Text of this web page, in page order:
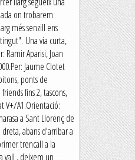
on trobarem
més senzill ens
Una via curta,
Aparisi, Joan
Jaume Clotet
ponts de
fins 2, tascons,
V+/A1.Orientació:
a Sant Llorenç de
abans d'arribar a
trencall a la
vall , deixem un